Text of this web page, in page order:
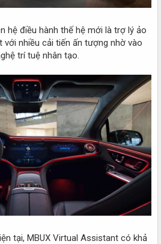
hệ điều hành thế hệ mới là trợ lý ảo
với nhiều cải tiến ấn tượng nhờ vào
trí tuệ nhân tạo.
tại, MBUX Virtual Assistant có khả